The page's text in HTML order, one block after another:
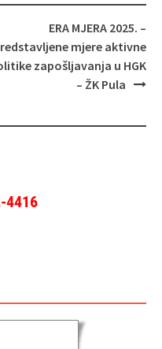
ERA MJERA 2025. –
mjere aktivne
zapošljavanja u HGK
– ŽK Pula
4416